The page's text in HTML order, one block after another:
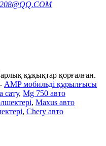
құқықтар қорғалған.
- AMP мобильді құрылғысы
сату, Mg 750 авто
, Maxus авто
, Chery авто